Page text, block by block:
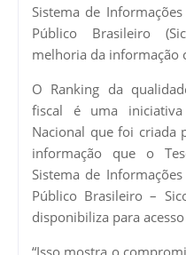
Sistema de
Público Brasileiro
melhoria da informação
O Ranking da
fiscal é uma
Nacional que foi criada
informação que o
Sistema de
Público Brasileiro –
disponibiliza para
“Isso mostra o